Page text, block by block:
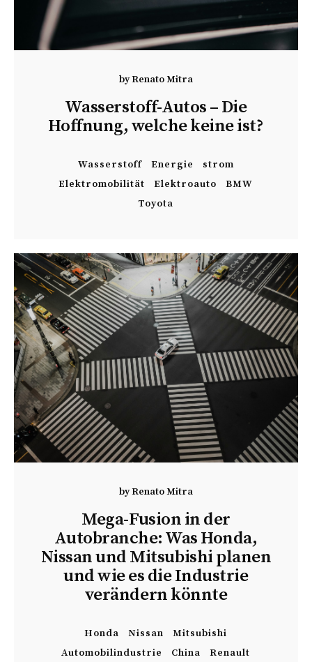
byRenato Mitra
Wasserstoff-Autos – Die
Hoffnung, welche keine ist?
Wasserstoff Energie
strom
Elektromobilität
Elektroauto
BMW
Toyota
byRenato Mitra
Mega-Fusion in der
Autobranche: Was Honda,
Nissan und Mitsubishi planen
und wie es die Industrie
verändern könnte
Honda Nissan
Mitsubishi
Automobilindustrie
China
Renault